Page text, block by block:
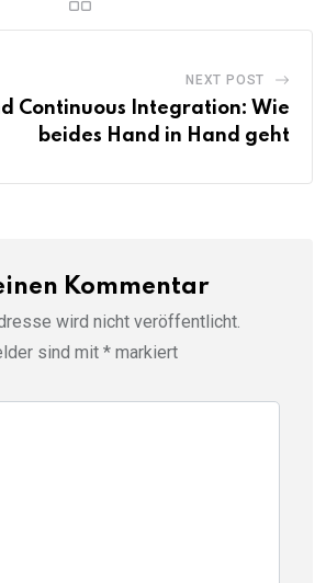
NEXT POST
Continuous Integration: Wie
beides Hand in Hand geht
Kommentar
wird nicht veröffentlicht.
sind mit * markiert